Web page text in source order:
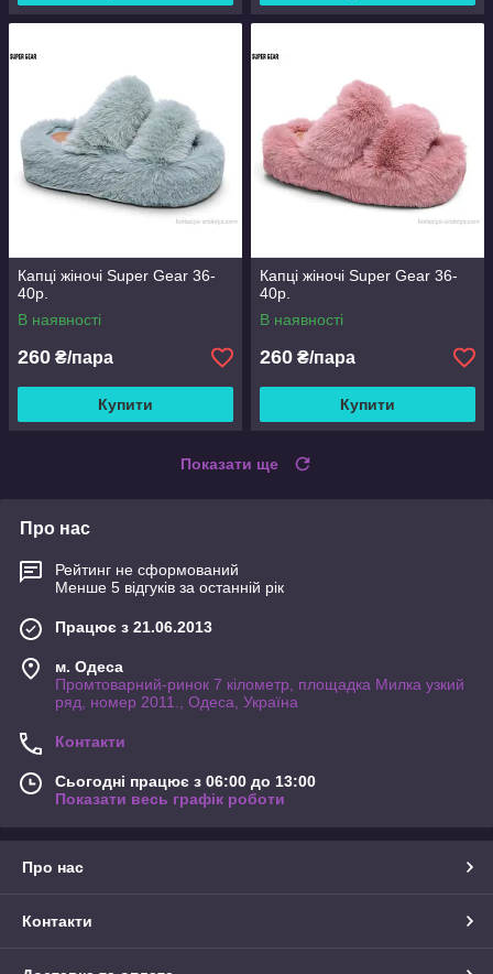
Капці жіночі Super Gear 36-
40р.
В наявності
260 ₴/пара
Купити
Капці жіночі Super Gear 36-
40р.
В наявності
260 ₴/пара
Купити
Показати ще
Про нас
Рейтинг не сформований
Менше 5 відгуків за останній рік
Працює з 21.06.2013
м. Одеса
Промтоварний-ринок 7 кілометр, площадка Милка узкий
ряд, номер 2011., Одеса, Україна
Контакти
Сьогодні працює з 06:00 до 13:00
Показати весь графік роботи
Про нас
Контакти